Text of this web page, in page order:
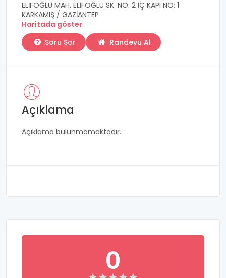
ELİFOĞLU MAH. ELİFOĞLU SK. NO: 2 İÇ KAPI NO: 1
KARKAMIŞ / GAZİANTEP
Haritada göster
Soru Sor
Randevu Al
Açıklama
Açıklama bulunmamaktadır.
0